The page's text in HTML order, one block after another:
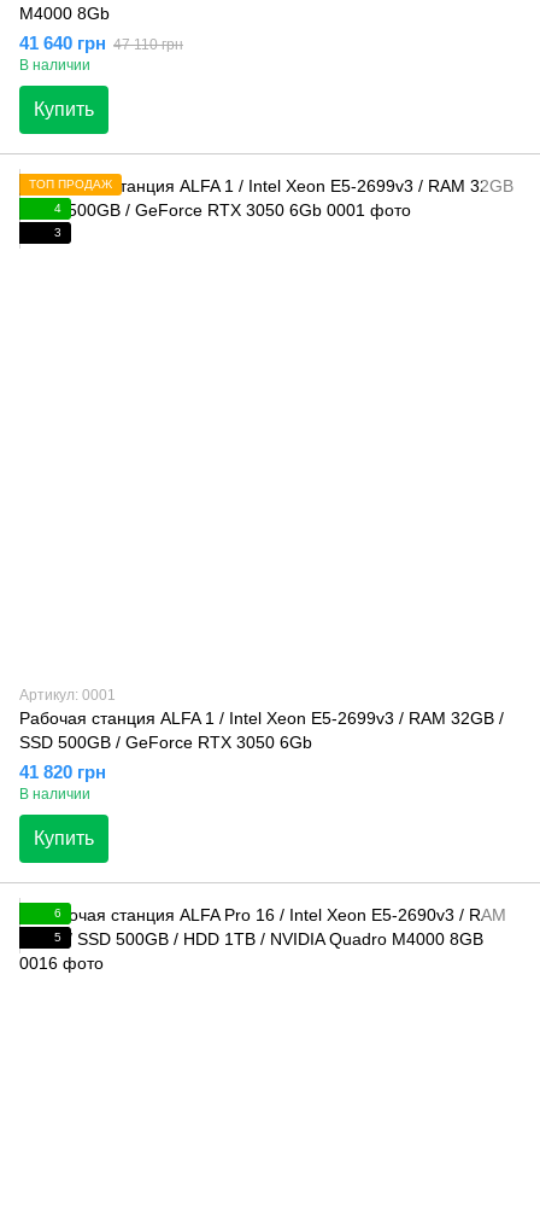
M4000 8Gb
41 640 грн 47 110 грн
В наличии
Купить
ТОП ПРОДАЖ
4
3
Артикул: 0001
Рабочая станция ALFA 1 / Intel Xeon E5-2699v3 / RAM 32GB /
SSD 500GB / GeForce RTX 3050 6Gb
41 820 грн
В наличии
Купить
6
5